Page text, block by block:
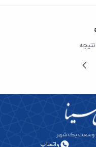
صفحه
بعد
واتساپ